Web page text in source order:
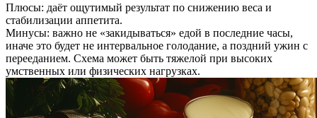
Плюсы: даёт ощутимый результат по снижению веса и
стабилизации аппетита.
Минусы: важно не «закидываться» едой в последние часы,
иначе это будет не интервальное голодание, а поздний ужин с
перееданием. Схема может быть тяжелой при высоких
умственных или физических нагрузках.